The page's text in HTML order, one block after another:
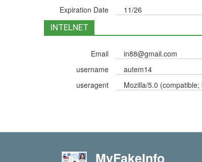
Expiration Date
11/26
INTELNET
Email in88@gmail.com
username
autem14
useragent
Mozilla/5.0
MyFakeInfo